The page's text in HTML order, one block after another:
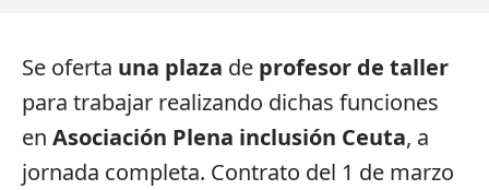
Se oferta una plaza de profesor de taller
para trabajar realizando dichas funciones
en Asociación Plena inclusión Ceuta, a
jornada completa. Contrato del 1 de marzo